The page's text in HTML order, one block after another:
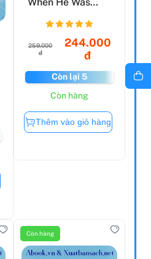
When He Was
259.000
244.000
đ
Còn lại 5
Còn hàng